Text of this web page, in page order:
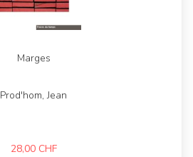
Marges
Prod'hom, Jean
28,00 CHF